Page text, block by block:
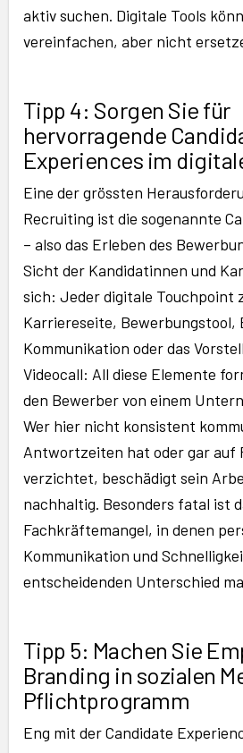
aktiv suchen. Digitale Tools
vereinfachen, aber nicht
Tipp 4: Sorgen Sie für
hervorragende
Experiences im
Eine der grössten
Recruiting ist die sogenannte
– also das Erleben des
Sicht der Kandidatinnen und
sich: Jeder digitale Touchpoint
Karriereseite, Bewerbungstool,
Kommunikation oder das
Videocall: All diese Elemente
den Bewerber von einem
Wer hier nicht konsistent
Antwortzeiten hat oder gar auf
verzichtet, beschädigt sein
nachhaltig. Besonders fatal ist
Fachkräftemangel, in denen
Kommunikation und
entscheidenden Unterschied
Tipp 5: Machen Sie
Branding in sozialen
Pflichtprogramm
Eng mit der Candidate